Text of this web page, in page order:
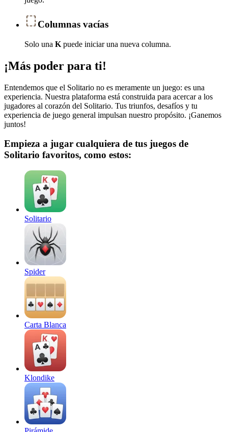
Columnas vacías
Solo una K puede iniciar una nueva columna.
¡Más poder para ti!
Entendemos que el Solitario no es meramente un juego: es una
experiencia. Nuestra plataforma está construida para acercar a los
jugadores al corazón del Solitario. Tus triunfos, desafíos y tu
experiencia de juego general impulsan nuestro propósito. ¡Ganemos
juntos!
Empieza a jugar cualquiera de tus juegos de
Solitario favoritos, como estos:
Solitario
Spider
Carta Blanca
Klondike